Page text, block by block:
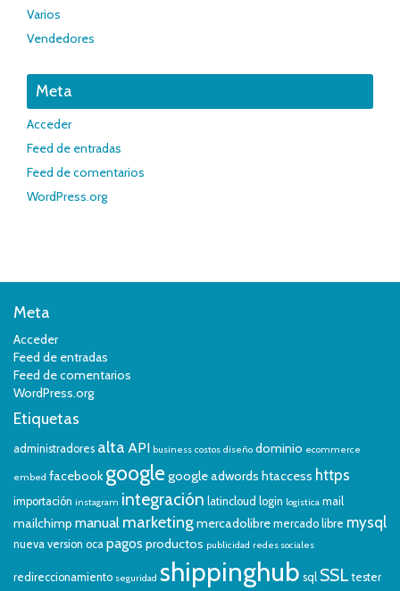
Varios
Vendedores
Meta
Acceder
Feed de entradas
Feed de comentarios
WordPress.org
Meta
Acceder
Feed de entradas
Feed de comentarios
WordPress.org
Etiquetas
administradores alta API business costos diseño dominio ecommerce
embed facebook google google adwords htaccess https
importación instagram integración latincloud login logistica mail
mailchimp manual marketingmercadolibre mercado libre mysql
nueva version oca pagos productos publicidad redes sociales
redireccionamiento seguridad shippinghub sql SSL tester